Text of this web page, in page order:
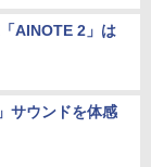
AINOTE 2」は
サウンドを体感